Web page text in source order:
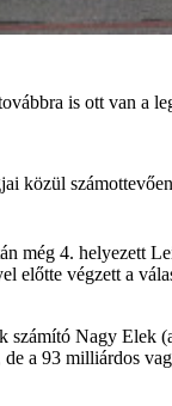
is ott van a
közül
még 4. helyezett
végzett a
Nagy Elek
a 93 milliárdos